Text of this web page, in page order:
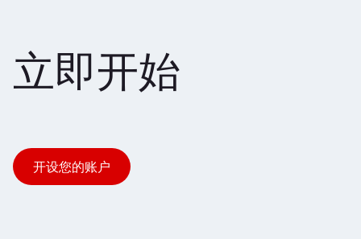
立即开始
开设您的账户